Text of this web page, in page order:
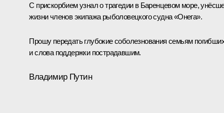
С прискорбием узнал о трагедии в Баренцевом море,
жизни членов экипажа рыболовецкого судна «Онега».
Прошу передать глубокие соболезнования семьям
и слова поддержки пострадавшим.
Владимир Путин